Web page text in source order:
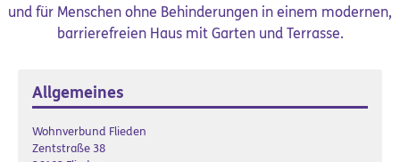
und für Menschen ohne Behinderungen in einem modernen,
barrierefreien Haus mit Garten und Terrasse.
Allgemeines
Wohnverbund Flieden
Zentstraße 38